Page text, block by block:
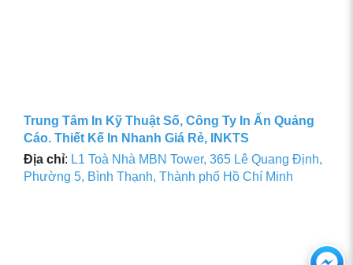
Trung Tâm In Kỹ Thuật Số, Công Ty In Ấn Quảng
Cáo. Thiết Kế In Nhanh Giá Rẻ, INKTS
Địa chỉ: L1 Toà Nhà MBN Tower, 365 Lê Quang Định,
Phường 5, Bình Thạnh, Thành phố Hồ Chí Minh